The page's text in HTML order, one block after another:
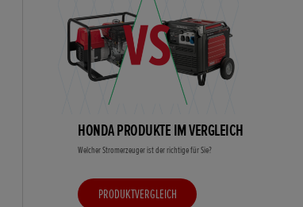
HONDA PRODUKTE IM VERGLEICH
Welcher Stromerzeuger ist der richtige für Sie?
PRODUKTVERGLEICH